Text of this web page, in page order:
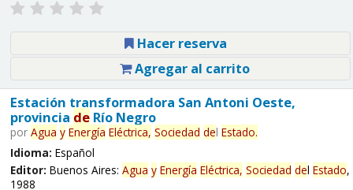
Hacer reserva
Agregar al carrito
Estación transformadora San Antoni Oeste,
provincia deRío Negro
por Agua y Energía Eléctrica, Sociedad del Estado.
Idioma: Español
Editor: Buenos Aires: Agua y Energía Eléctrica, Sociedad del Estado,
1988